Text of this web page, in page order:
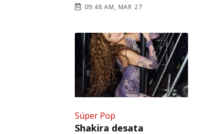
09:48 AM, MAR 27
Súper Pop
Shakira desata